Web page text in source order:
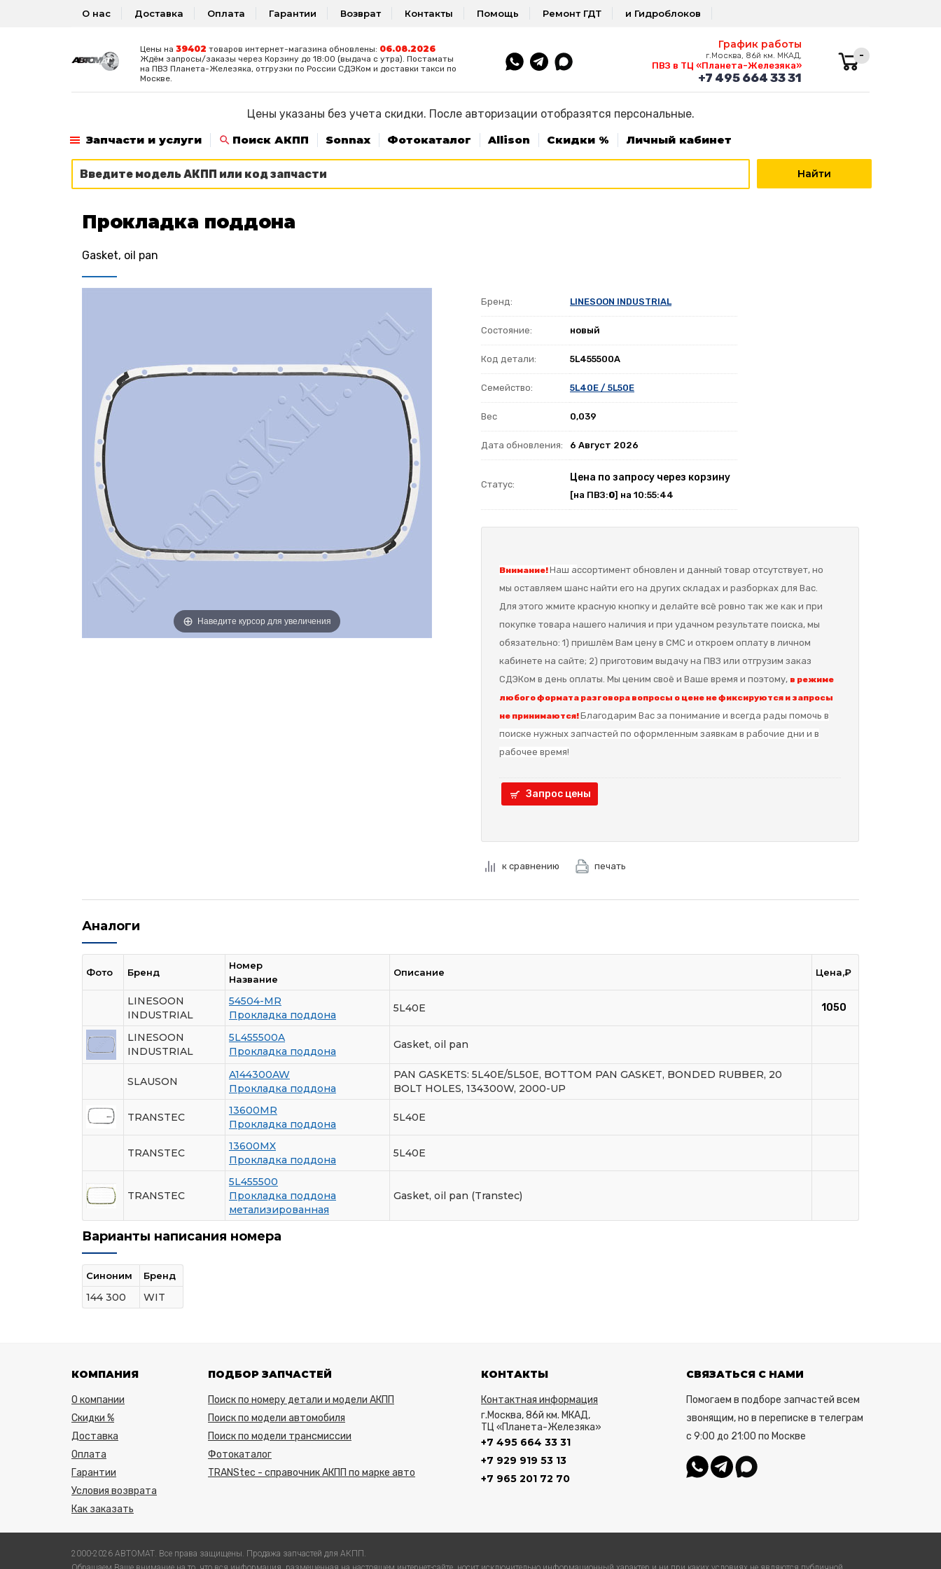
О нас Доставка Оплата Гарантии Возврат Контакты Помощь Ремонт ГДТ и Гидроблоков
Цены на 39402 товаров интернет-магазина обновлены: 06.08.2026
Ждём запросы/заказы через Корзину до 18:00 (выдача с утра). Постаматы
на ПВЗ Планета-Железяка, отгрузки по России СДЭКом и доставки такси по
Москве.
График работы
г.Москва, 86й км. МКАД,
ПВЗ в ТЦ «Планета-Железяка»
+7 495 664 33 31
-
Цены указаны без учета скидки. После авторизации отобразятся персональные.
Запчасти и услуги
Поиск АКПП Sonnax Фотокаталог Allison Скидки % Личный кабинет
Прокладка поддона
Gasket, oil pan
Наведите курсор для увеличения
Бренд: LINESOON INDUSTRIAL
Состояние: новый
Код детали: 5L455500A
Семейство: 5L40E / 5L50E
Вес 0,039
Дата обновления: 6 Август 2026
Статус:
Цена по запросу через корзину
[на ПВЗ:0] на 10:55:44
Внимание!Наш ассортимент обновлен и данный товар отсутствует, но
мы оставляем шанс найти его на других складах и разборках для Вас.
Для этого жмите красную кнопку и делайте всё ровно так же как и при
покупке товара нашего наличия и при удачном результате поиска, мы
обязательно: 1) пришлём Вам цену в СМС и откроем оплату в личном
кабинете на сайте; 2) приготовим выдачу на ПВЗ или отгрузим заказ
СДЭКом в день оплаты. Мы ценим своё и Ваше время и поэтому, в режиме
любого формата разговора вопросы о цене не фиксируются и запросы
не принимаются!Благодарим Вас за понимание и всегда рады помочь в
поиске нужных запчастей по оформленным заявкам в рабочие дни и в
рабочее время!
Запрос цены
к сравнению печать
Аналоги
Фото Бренд
Номер
Название
Описание Цена,₽
LINESOON
INDUSTRIAL
54504-MR
Прокладка поддона
5L40E 1050
LINESOON
INDUSTRIAL
5L455500A
Прокладка поддона
Gasket, oil pan
SLAUSON
A144300AW
Прокладка поддона
PAN GASKETS: 5L40E/5L50E, BOTTOM PAN GASKET, BONDED RUBBER, 20
BOLT HOLES, 134300W, 2000-UP
TRANSTEC
13600MR
Прокладка поддона
5L40E
TRANSTEC
13600MX
Прокладка поддона
5L40E
TRANSTEC
5L455500
Прокладка поддона
метализированная
Gasket, oil pan (Transtec)
Варианты написания номера
Синоним Бренд
144 300 WIT
КОМПАНИЯ
О компании
Скидки %
Доставка
Оплата
Гарантии
Условия возврата
Как заказать
ПОДБОР ЗАПЧАСТЕЙ
Поиск по номеру детали и модели АКПП
Поиск по модели автомобиля
Поиск по модели трансмиссии
Фотокаталог
TRANStec - справочник АКПП по марке авто
КОНТАКТЫ
Контактная информация
г.Москва, 86й км. МКАД,
ТЦ «Планета-Железяка»
+7 495 664 33 31
+7 929 919 53 13
+7 965 201 72 70
СВЯЗАТЬСЯ С НАМИ
Помогаем в подборе запчастей всем
звонящим, но в переписке в телеграм
с 9:00 до 21:00 по Москве
2000-2026 АВТОМАТ. Все права защищены. Продажа запчастей для АКПП.